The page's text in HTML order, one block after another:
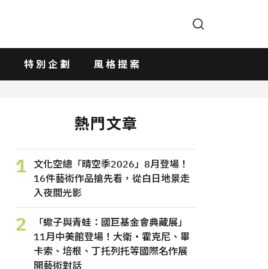
特別企劃 風格提案
熱門文章
1
文化空總「晴空季2026」8月登場！
16件藝術作品搶先看，從白日地景走
入夜間光影
2
「蠍子與青蛙：國巨基金會典藏展」
11月中美館登場！大衛・霍克尼、畢
卡索、培根、丁托列托等國際名作展
開藝術對話